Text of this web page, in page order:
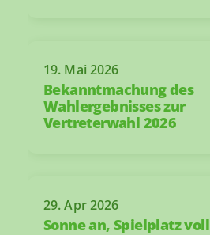
19. Mai 2026
Bekanntmachung des
Wahlergebnisses zur
Vertreterwahl 2026
29. Apr 2026
Sonne an, Spielplatz voll